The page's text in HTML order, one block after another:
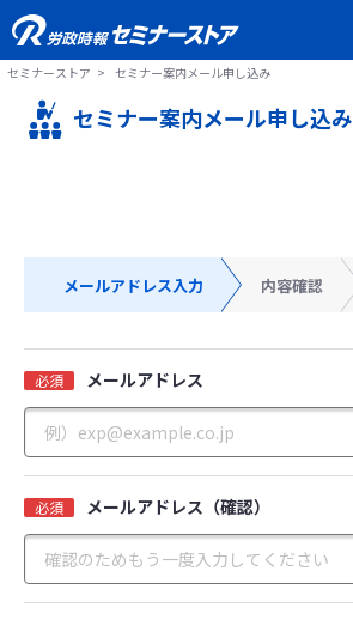
セミナーストア セミナー案内メール申し込み
セミナー案内メール申し込み
メールアドレス入力 内容確認
必須 メールアドレス
必須 メールアドレス（確認）